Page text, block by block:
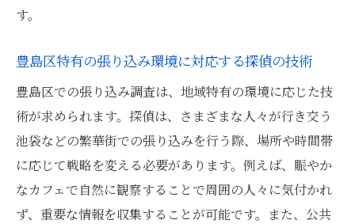
豊島区を舞台にした探偵の張り込み調査の秘密
に迫る
豊島区で探偵が実践する張り込みの秘密技
術
探偵の視点から見る豊島区の張り込み現場
張り込み調査で豊島区の探偵が活用する秘
す。
豊島区特有の張り込み環境に対応する探偵の技術
豊島区での張り込み調査は、地域特有の環境に応じた技
術が求められます。探偵は、さまざまな人々が行き交う
池袋などの繁華街での張り込みを行う際、場所や時間帯
に応じて戦略を変える必要があります。例えば、賑やか
なカフェで自然に観察することで周囲の人々に気付かれ
ず、重要な情報を収集することが可能です。また、公共